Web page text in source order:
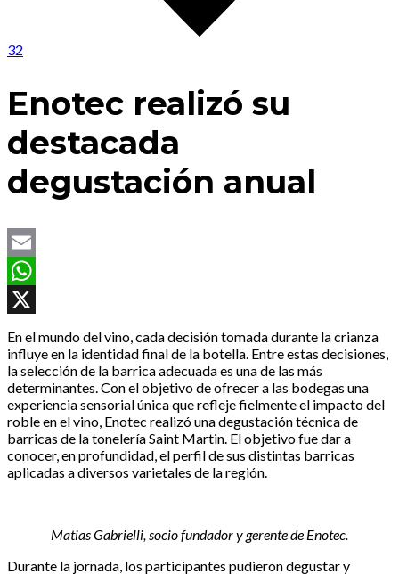
32
Enotec realizó su
destacada
degustación anual
Email
WhatsApp
En el mundo del vino, cada decisión tomada durante la crianza
influye en la identidad final de la botella. Entre estas decisiones,
la selección de la barrica adecuada es una de las más
determinantes. Con el objetivo de ofrecer a las bodegas una
experiencia sensorial única que refleje fielmente el impacto del
roble en el vino, Enotec realizó una degustación técnica de
barricas de la tonelería Saint Martin. El objetivo fue dar a
conocer, en profundidad, el perfil de sus distintas barricas
aplicadas a diversos varietales de la región.
Matias Gabrielli, socio fundador y gerente de Enotec.
Durante la jornada, los participantes pudieron degustar y